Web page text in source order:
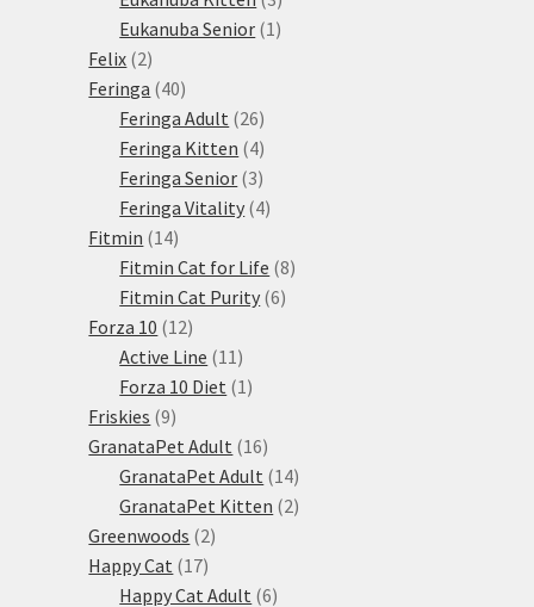
produkty
Eukanuba Senior 1 1
Felix 22
produkty
Feringa 4040
produktů
Feringa Adult 2626
produktů
Feringa Kitten 44
produkty
Feringa Senior 33
produkty
Feringa Vitality 44
Fitmin 1414
produktů
Fitmin Cat for Life 88
Fitmin Cat Purity 66
Forza 10 1212
produktů
Active Line 11 11
produktů
Forza 10 Diet 1 1
Friskies 99
produktů
GranataPet Adult 1616
produktů
GranataPet Adult 1414
produktů
GranataPet Kitten 22
Greenwoods 22
Happy Cat 1717
produktů
Happy Cat Adult 66